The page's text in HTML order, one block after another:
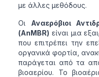
με άλλες μεθόδους.
Οι Αναερόβιοι
(AnMBR) είναι μια
που επιτρέπει την
οργανικά φορτία,
παράγεται από τα
βιοαερίου. Το